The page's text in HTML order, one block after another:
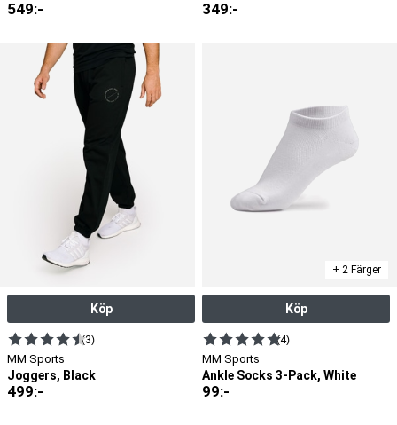
549:- 349:-
Köp
(3)
MM Sports
Joggers, Black
499:-
+ 2 Färger
Köp
(4)
MM Sports
Ankle Socks 3-Pack, White
99:-